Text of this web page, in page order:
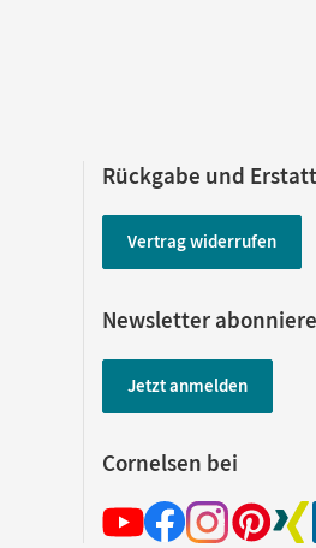
Rückgabe und
Vertrag widerrufen
Newsletter
Jetzt anmelden
Cornelsen bei